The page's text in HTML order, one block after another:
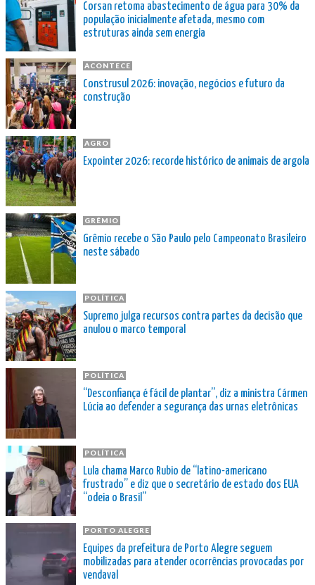
Corsan retoma abastecimento de água para 30% da
população inicialmente afetada, mesmo com
estruturas ainda sem energia
ACONTECE
Construsul 2026: inovação, negócios e futuro da
construção
AGRO
Expointer 2026: recorde histórico de animais de argola
GRÊMIO
Grêmio recebe o São Paulo pelo Campeonato Brasileiro
neste sábado
POLÍTICA
Supremo julga recursos contra partes da decisão que
anulou o marco temporal
POLÍTICA
“Desconfiança é fácil de plantar”, diz a ministra Cármen
Lúcia ao defender a segurança das urnas eletrônicas
POLÍTICA
Lula chama Marco Rubio de “latino-americano
frustrado” e diz que o secretário de estado dos EUA
“odeia o Brasil”
PORTO ALEGRE
Equipes da prefeitura de Porto Alegre seguem
mobilizadas para atender ocorrências provocadas por
vendaval